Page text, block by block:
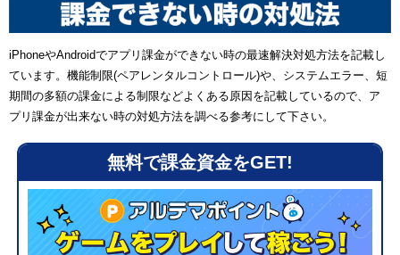
iPhoneやAndroidでアプリ課金ができない時の最速解決対処方法を記載し
ています。機能制限(ペアレンタルコントロール)や、システムエラー、短
期間の多額の課金による制限などよくある原因を記載しているので、ア
プリ課金が出来ない時の対処方法を調べる参考にして下さい。
無料で課金資金をGET!